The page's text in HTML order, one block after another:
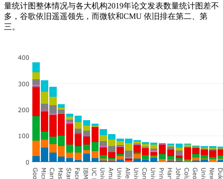
量统计图整体情况与各大机构2019年论文发表数量统计图差不
多，谷歌依旧遥遥领先，而微软和CMU 依旧排在第二、第
三。